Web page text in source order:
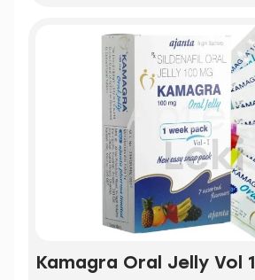
Kamagra Oral Jelly Vol 1